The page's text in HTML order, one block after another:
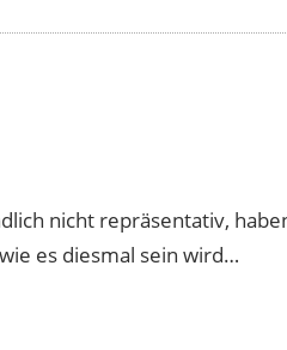
nicht repräsentativ,
es diesmal sein wird…